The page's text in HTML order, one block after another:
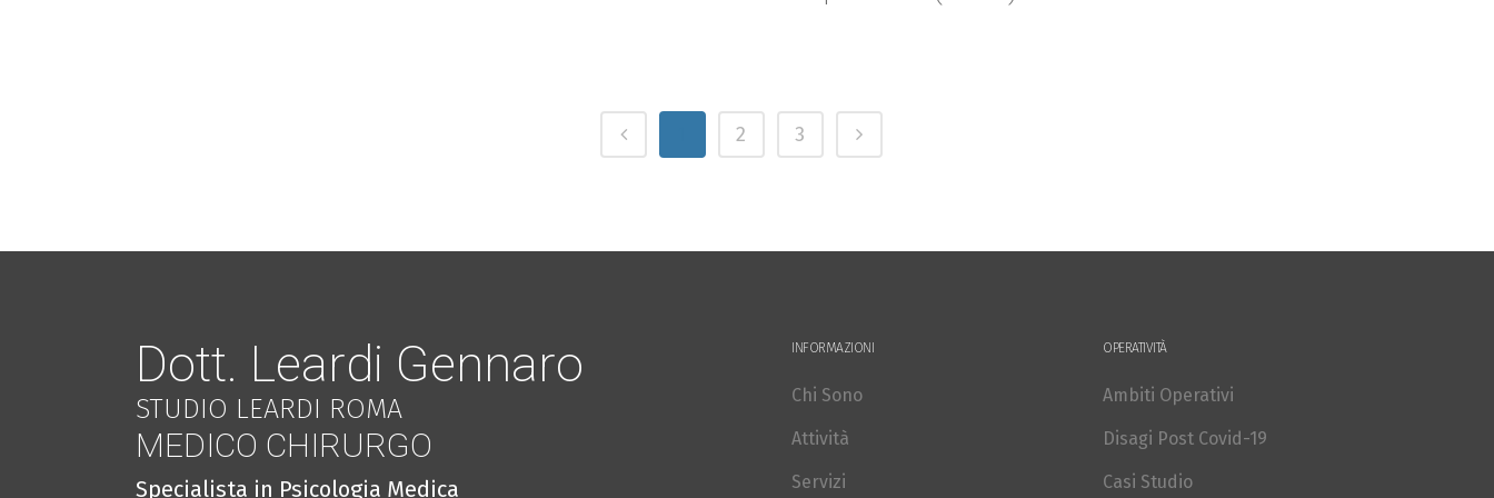
2 3
Dott. Leardi Gennaro
STUDIO LEARDI ROMA
MEDICO CHIRURGO
Specialista in Psicologia Medica
INFORMAZIONI
Chi Sono
Attività
Servizi
OPERATIVITÀ
Ambiti Operativi
Disagi Post Covid-19
Casi Studio